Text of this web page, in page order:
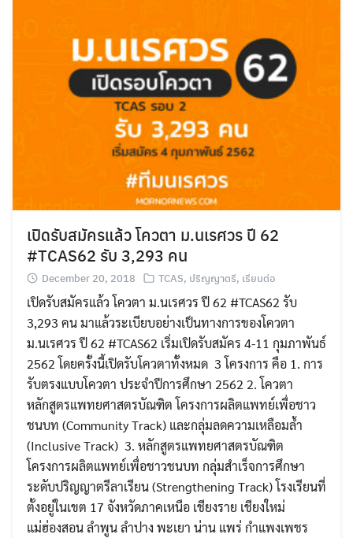
เปิดรับสมัครแล้ว โควตา ม.นเรศวร ปี 62
#TCAS62 รับ 3,293 คน
December 20, 2018 TCAS, ปริญญาตรี, เรียนต่อ
เปิดรับสมัครแล้ว โควตา ม.นเรศวร ปี 62 #TCAS62 รับ
3,293 คน มาแล้วระเบียบอย่างเป็นทางการของโควตา
ม.นเรศวร ปี 62 #TCAS62 เริ่มเปิดรับสมัคร 4-11 กุมภาพันธ์
2562 โดยครั้งนี้เปิดรับโควตาทั้งหมด 3 โครงการ คือ 1. การ
รับตรงแบบโควตา ประจำปีการศึกษา 2562 2. โควตา
หลักสูตรแพทยศาสตรบัณฑิต โครงการผลิตแพทย์เพื่อชาว
ชนบท (Community Track) และกลุ่มลดความเหลือมล้ำ
(Inclusive Track) 3. หลักสูตรแพทยศาสตรบัณฑิต
โครงการผลิตแพทย์เพื่อชาวชนบท กลุ่มสำเร็จการศึกษา
ระดับปริญญาตรีลาเรียน (Strengthening Track) โรงเรียนที่
ตั้งอยู่ในเขต 17 จังหวัดภาคเหนือ เชียงราย เชียงใหม่
แม่ฮ่องสอน ลำพูน ลำปาง พะเยา น่าน แพร่ กำแพงเพชร